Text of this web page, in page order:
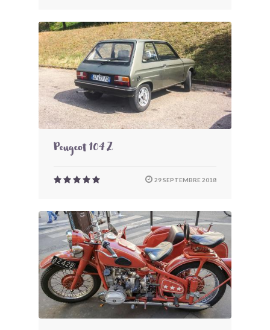
Peugeot 104 Z
29 SEPTEMBRE 2018